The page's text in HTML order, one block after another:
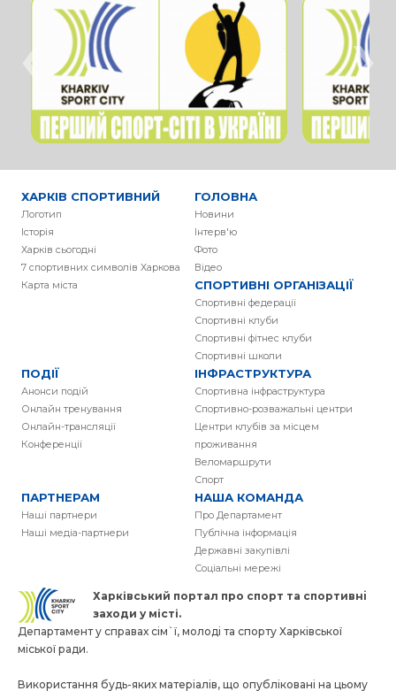
‹ ›
ХАРКІВ СПОРТИВНИЙ
Логотип
Історія
Харків сьогодні
7 спортивних символів Харкова
Карта міста
ГОЛОВНА
Новини
Інтерв'ю
Фото
Вiдео
СПОРТИВНІ ОРГАНІЗАЦІЇ
Спортивні федерації
Спортивні клуби
Спортивні фітнес клуби
Спортивні школи
ПОДІЇ
Анонси подій
Онлайн тренування
Онлайн-трансляції
Конференції
ІНФРАСТРУКТУРА
Спортивна інфраструктура
Спортивно-розважальні центри
Центри клубів за місцем
проживання
Веломаршрути
Спорт
ПАРТНЕРАМ
Наші партнери
Наші медіа-партнери
НАША КОМАНДА
Про Департамент
Публічна інформація
Державні закупівлі
Соціальні мережі
Харківський портал про спорт та спортивнi
заходи у місті.
Департамент у справах сім`ї, молоді та спорту Харківської
міської ради.
Використання будь-яких матеріалів, що опубліковані на цьому